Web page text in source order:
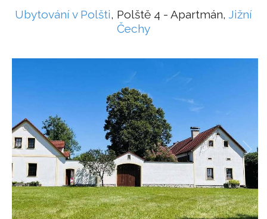
Ubytování v Polšti, Polště 4 - Apartmán, Jižní
Čechy